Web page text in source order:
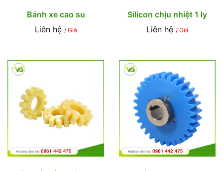
Bánh xe cao su
Liên hệ / Giá
Silicon chịu nhiệt 1 ly
Liên hệ / Giá